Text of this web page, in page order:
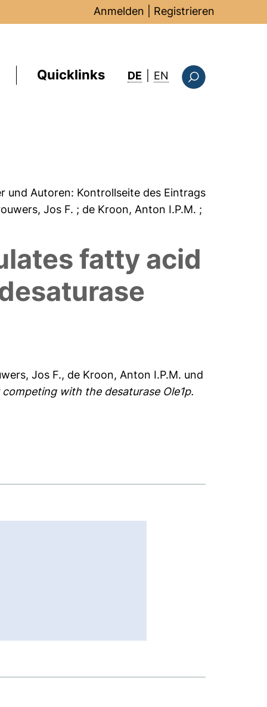
Anmelden Registrieren
Quicklinks DE EN : this page in
und Autoren: Kontrollseite des Eintrags
Jos F. ; de Kroon, Anton I.P.M. ;
fatty acid
Jos F., de Kroon, Anton I.P.M. und
with the desaturase Ole1p.